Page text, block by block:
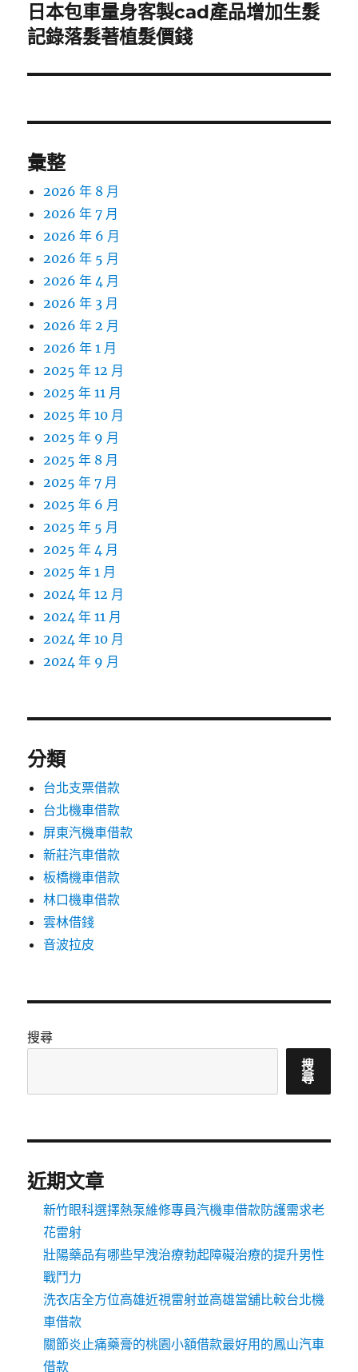
下
一
文
日本包車量身客製cad產品增加生髮
記錄落髮著植髮價錢
彙整
2026 年 8 月
2026 年 7 月
2026 年 6 月
2026 年 5 月
2026 年 4 月
2026 年 3 月
2026 年 2 月
2026 年 1 月
2025 年 12 月
2025 年 11 月
2025 年 10 月
2025 年 9 月
2025 年 8 月
2025 年 7 月
2025 年 6 月
2025 年 5 月
2025 年 4 月
2025 年 1 月
2024 年 12 月
2024 年 11 月
2024 年 10 月
2024 年 9 月
分類
台北支票借款
台北機車借款
屏東汽機車借款
新莊汽車借款
板橋機車借款
林口機車借款
雲林借錢
音波拉皮
搜尋
搜
尋
近期文章
新竹眼科選擇熱泵維修專員汽機車借款防護需求老
花雷射
壯陽藥品有哪些早洩治療勃起障礙治療的提升男性
戰鬥力
洗衣店全方位高雄近視雷射並高雄當舖比較台北機
車借款
關節炎止痛藥膏的桃園小額借款最好用的鳳山汽車
借款